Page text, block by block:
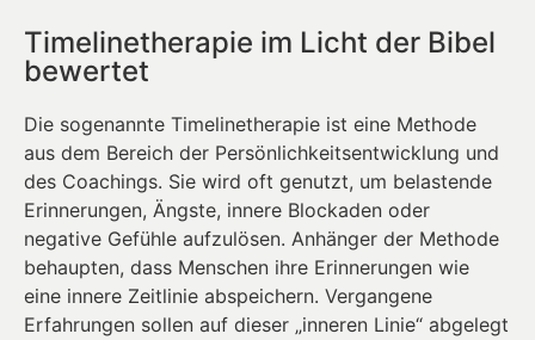
Timelinetherapie im Licht der Bibel
bewertet
Die sogenannte Timelinetherapie ist eine Methode
aus dem Bereich der Persönlichkeitsentwicklung und
des Coachings. Sie wird oft genutzt, um belastende
Erinnerungen, Ängste, innere Blockaden oder
negative Gefühle aufzulösen. Anhänger der Methode
behaupten, dass Menschen ihre Erinnerungen wie
eine innere Zeitlinie abspeichern. Vergangene
Erfahrungen sollen auf dieser „inneren Linie“ abgelegt